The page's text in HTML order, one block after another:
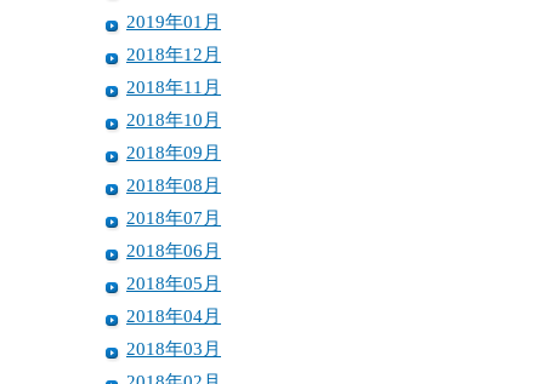
2019年01月
2018年12月
2018年11月
2018年10月
2018年09月
2018年08月
2018年07月
2018年06月
2018年05月
2018年04月
2018年03月